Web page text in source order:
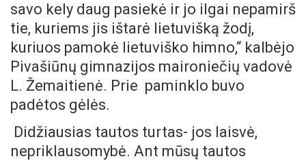
savo kely daug pasiekė ir jo ilgai nepamirš
tie, kuriems jis ištarė lietuvišką žodį,
kuriuos pamokė lietuviško himno,“ kalbėjo
Pivašiūnų gimnazijos maironiečių vadovė
L. Žemaitienė. Prie paminklo buvo
padėtos gėlės.
Didžiausias tautos turtas- jos laisvė,
nepriklausomybė. Ant mūsų tautos